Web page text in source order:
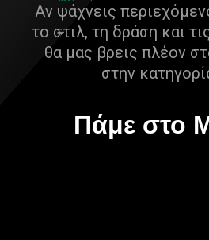
Αν ψάχνεις
το στιλ, τη δράση και
θα μας βρεις πλέον
στην
Πάμε στο